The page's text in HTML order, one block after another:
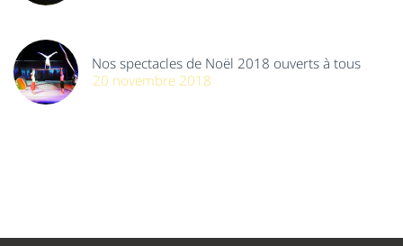
Nos spectacles de Noël 2018 ouverts à tous
20 novembre 2018